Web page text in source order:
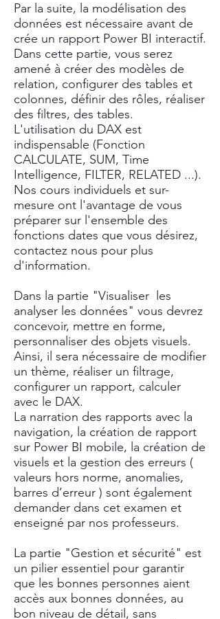
​Par la suite, la modélisation des
données est nécessaire avant de
crée un rapport Power BI interactif.
Dans cette partie, vous serez
amené à créer des modèles de
relation, configurer des tables et
colonnes, définir des rôles, réaliser
des filtres, des tables.
L'utilisation du DAX est
indispensable (Fonction
CALCULATE, SUM, Time
Intelligence, FILTER, RELATED ...).
Nos cours individuels et sur-
mesure ont l'avantage de vous
préparer sur l'ensemble des
fonctions dates que vous désirez,
contactez nous pour plus
d'information.
Dans la partie "Visualiser les
analyser les données" vous devrez
concevoir, mettre en forme,
personnaliser des objets visuels.
Ainsi, il sera nécessaire de modifier
un thème, réaliser un filtrage,
configurer un rapport, calculer
avec le DAX.
La narration des rapports avec la
navigation, la création de rapport
sur Power BI mobile, la création de
visuels et la gestion des erreurs (
valeurs hors norme, anomalies,
barres d’erreur ) sont également
demander dans cet examen et
enseigné par nos professeurs.
La partie "Gestion et sécurité" est
un pilier essentiel pour garantir
que les bonnes personnes aient
accès aux bonnes données, au
bon niveau de détail, sans